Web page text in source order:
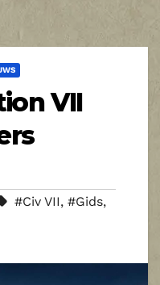
VII
#Civ VII, #Gids,